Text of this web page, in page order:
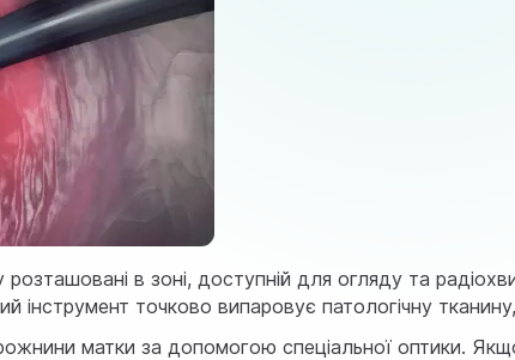
в зоні, доступній для огляду та
точково випаровує патологічну
матки за допомогою спеціальної оптики.